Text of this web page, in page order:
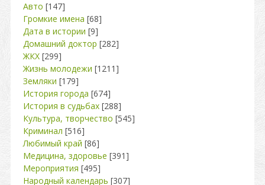
Авто [147]
Громкие имена [68]
Дата в истории [9]
Домашний доктор [282]
ЖКХ [299]
Жизнь молодежи [1211]
Земляки [179]
История города [674]
История в судьбах [288]
Культура, творчество [545]
Криминал [516]
Любимый край [86]
Медицина, здоровье [391]
Мероприятия [495]
Народный календарь [307]